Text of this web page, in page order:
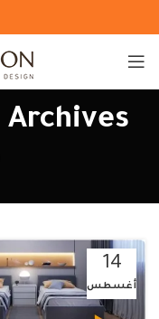
14
أغسطس